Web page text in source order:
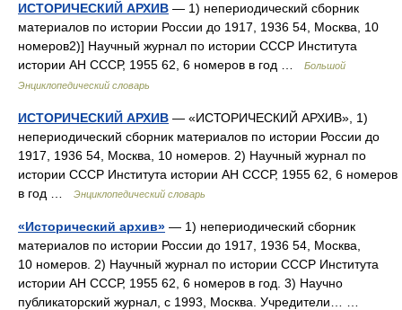
ИСТОРИЧЕСКИЙ АРХИВ — 1) непериодический сборник
материалов по истории России до 1917, 1936 54, Москва, 10
номеров2)] Научный журнал по истории СССР Института
истории АН СССР, 1955 62, 6 номеров в год …
Большой
Энциклопедический словарь
ИСТОРИЧЕСКИЙ АРХИВ — «ИСТОРИЧЕСКИЙ АРХИВ», 1)
непериодический сборник материалов по истории России до
1917, 1936 54, Москва, 10 номеров. 2) Научный журнал по
истории СССР Института истории АН СССР, 1955 62, 6 номеров
в год …
Энциклопедический словарь
«Исторический архив» — 1) непериодический сборник
материалов по истории России до 1917, 1936 54, Москва,
10 номеров. 2) Научный журнал по истории СССР Института
истории АН СССР, 1955 62, 6 номеров в год. 3) Научно
публикаторский журнал, с 1993, Москва. Учредители… …